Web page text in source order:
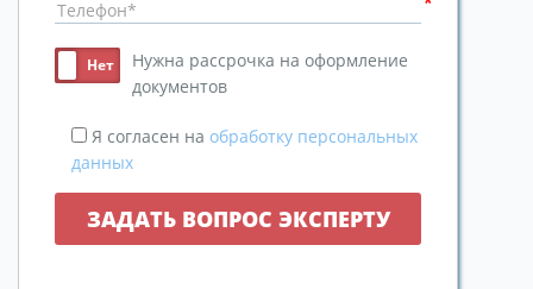
Нужна рассрочка на оформление
документов
Я согласен на обработку персональных
данных